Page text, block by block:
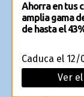
Ahorra en tus
amplia gama
de hasta el
Caduca el 12/
Ver